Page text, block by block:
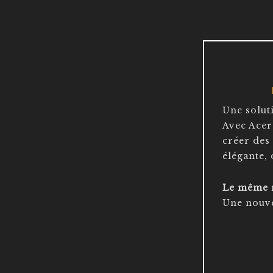
Une
Avec
créer
élégante,
Le même
Une